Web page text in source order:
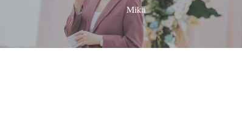
Mika